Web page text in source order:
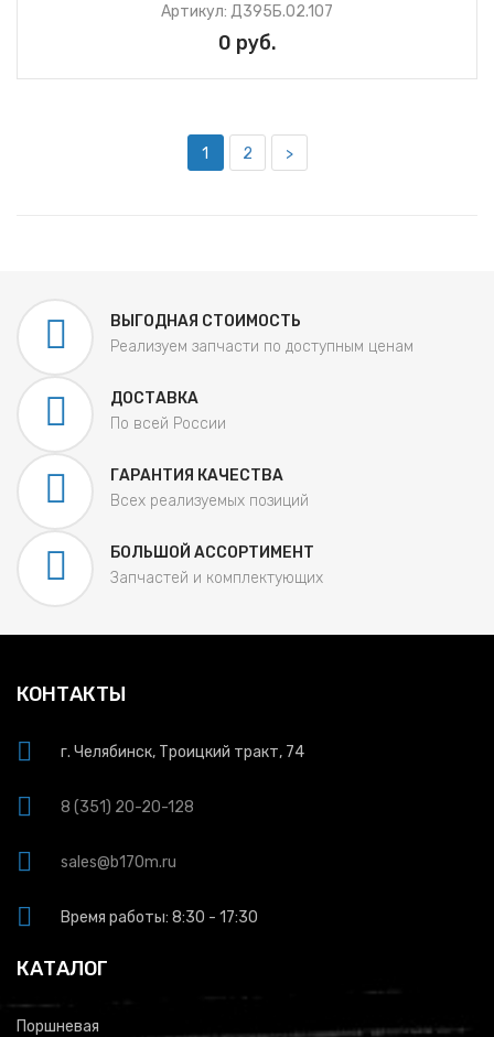
Артикул: Д395Б.02.107
0 руб.
1 2 >
ВЫГОДНАЯ СТОИМОСТЬ
Реализуем запчасти по доступным ценам
ДОСТАВКА
По всей России
ГАРАНТИЯ КАЧЕСТВА
Всех реализуемых позиций
БОЛЬШОЙ АССОРТИМЕНТ
Запчастей и комплектующих
КОНТАКТЫ
г. Челябинск, Троицкий тракт, 74
8 (351) 20-20-128
sales@b170m.ru
Время работы: 8:30 - 17:30
КАТАЛОГ
Поршневая